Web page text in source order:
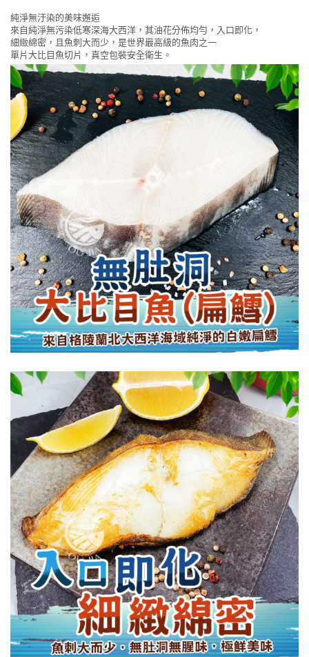
純淨無汙染的美味邂逅
來自純淨無污染低寒深海大西洋，其油花分佈均勻，入口即化，
細緻綿密，且魚刺大而少，是世界最高級的魚肉之一